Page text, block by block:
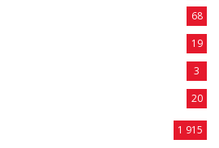
68
19
3
20
1 915